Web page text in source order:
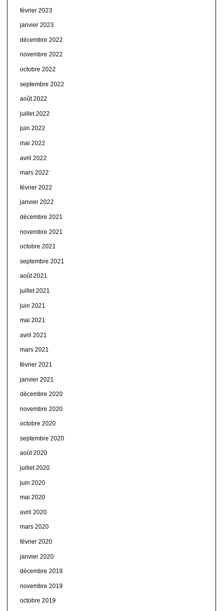
février 2023
janvier 2023
décembre 2022
novembre 2022
octobre 2022
septembre 2022
août 2022
juillet 2022
juin 2022
mai 2022
avril 2022
mars 2022
février 2022
janvier 2022
décembre 2021
novembre 2021
octobre 2021
septembre 2021
août 2021
juillet 2021
juin 2021
mai 2021
avril 2021
mars 2021
février 2021
janvier 2021
décembre 2020
novembre 2020
octobre 2020
septembre 2020
août 2020
juillet 2020
juin 2020
mai 2020
avril 2020
mars 2020
février 2020
janvier 2020
décembre 2019
novembre 2019
octobre 2019